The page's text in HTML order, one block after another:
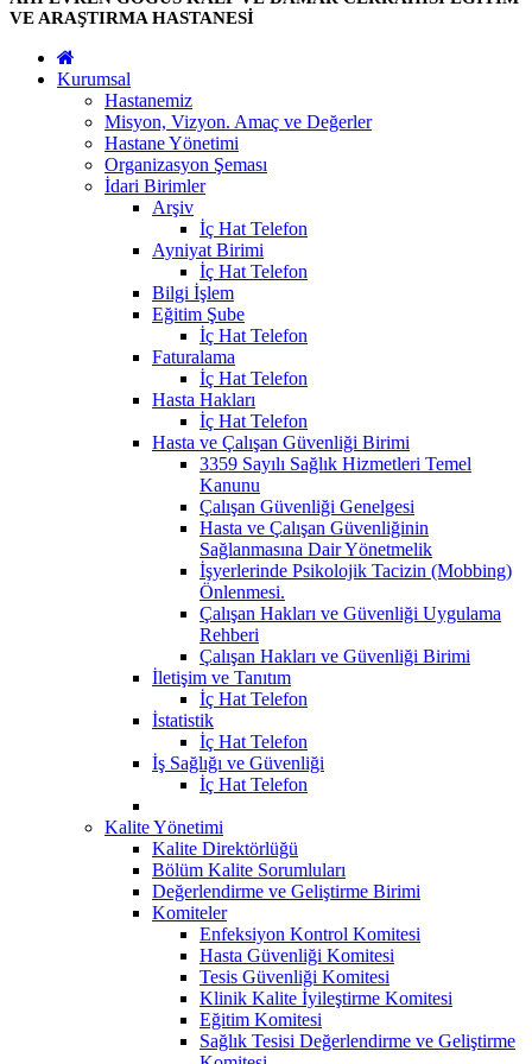
VE ARAŞTIRMA HASTANESİ
Kurumsal
Hastanemiz
Misyon, Vizyon. Amaç ve Değerler
Hastane Yönetimi
Organizasyon Şeması
İdari Birimler
Arşiv
İç Hat Telefon
Ayniyat Birimi
İç Hat Telefon
Bilgi İşlem
Eğitim Şube
İç Hat Telefon
Faturalama
İç Hat Telefon
Hasta Hakları
İç Hat Telefon
Hasta ve Çalışan Güvenliği Birimi
3359 Sayılı Sağlık Hizmetleri Temel
Kanunu
Çalışan Güvenliği Genelgesi
Hasta ve Çalışan Güvenliğinin
Sağlanmasına Dair Yönetmelik
İşyerlerinde Psikolojik Tacizin (Mobbing)
Önlenmesi.
Çalışan Hakları ve Güvenliği Uygulama
Rehberi
Çalışan Hakları ve Güvenliği Birimi
İletişim ve Tanıtım
İç Hat Telefon
İstatistik
İç Hat Telefon
İş Sağlığı ve Güvenliği
İç Hat Telefon
Kalite Yönetimi
Kalite Direktörlüğü
Bölüm Kalite Sorumluları
Değerlendirme ve Geliştirme Birimi
Komiteler
Enfeksiyon Kontrol Komitesi
Hasta Güvenliği Komitesi
Tesis Güvenliği Komitesi
Klinik Kalite İyileştirme Komitesi
Eğitim Komitesi
Sağlık Tesisi Değerlendirme ve Geliştirme